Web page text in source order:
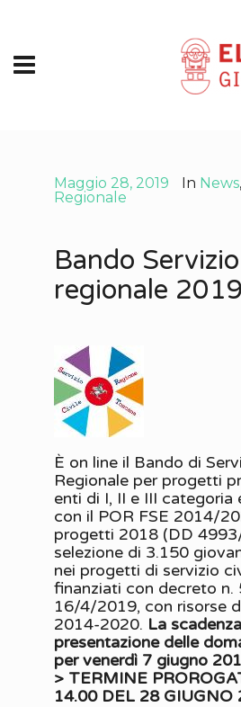
Maggio 28, 2019 In News,
Regionale
Bando
regionale 2019
È on line il Bando di
Regionale per progetti
enti di I, II e III categoria
con il POR FSE 2014/
progetti 2018 (DD
selezione di 3.150
nei progetti di servizio
finanziati con decreto n.
16/4/2019, con risorse
2014-2020. La
presentazione delle
per venerdì 7 giugno
> TERMINE
14.00 DEL 28 GIUGNO